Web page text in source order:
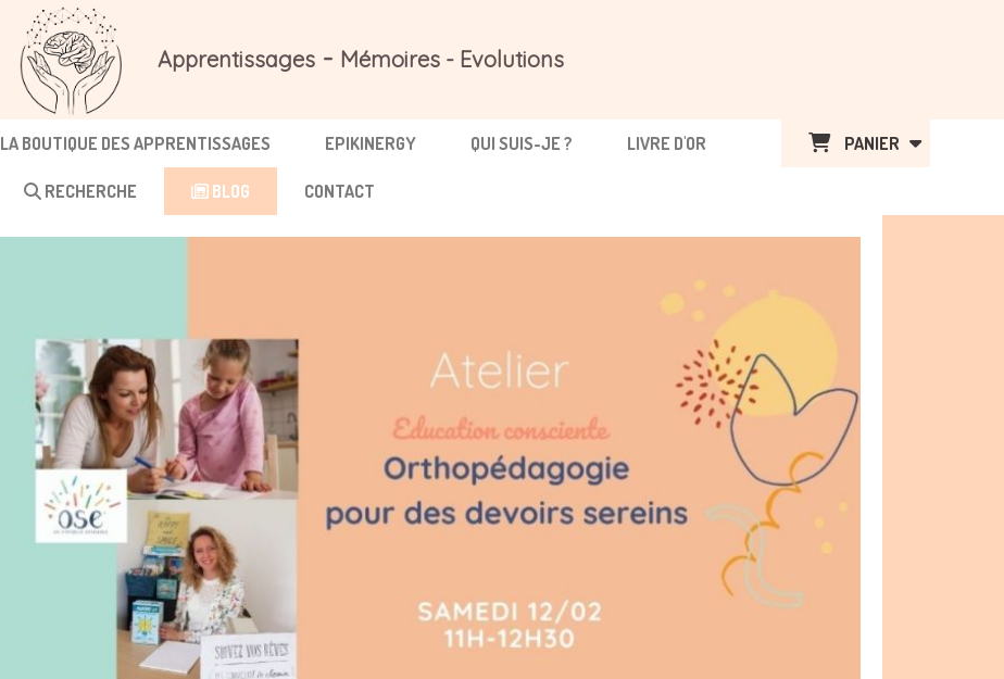
Apprentissages - Mémoires - Evolutions
LA BOUTIQUE DES APPRENTISSAGES EPIKINERGY QUI SUIS-JE ? LIVRE D'OR
RECHERCHE BLOG CONTACT
PANIER